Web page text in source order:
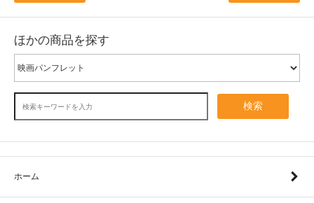
ほかの商品を探す
検索
ホーム